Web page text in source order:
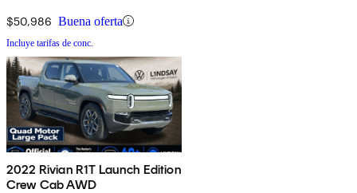
$50,986 Buena oferta
Incluye tarifas de conc.
2022 Rivian R1T Launch Edition
Crew Cab AWD